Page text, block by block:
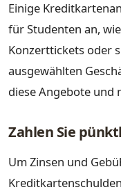
Einige
für Studenten an,
Konzerttickets oder
ausgewählten
diese Angebote und
Zahlen Sie
Um Zinsen und